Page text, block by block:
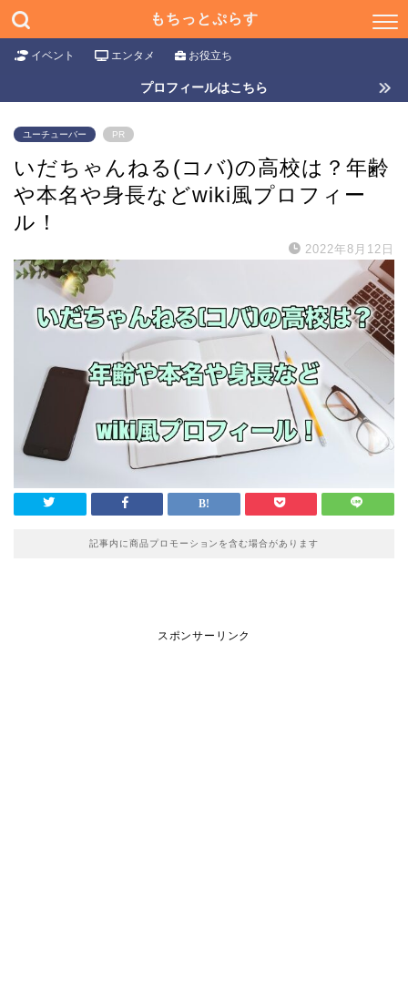
もちっとぷらす
イベント エンタメ お役立ち
プロフィールはこちら
ユーチューバー PR
いだちゃんねる(コバ)の高校は？年齢
や本名や身長などwiki風プロフィー
ル！
2022年8月12日
記事内に商品プロモーションを含む場合があります
スポンサーリンク